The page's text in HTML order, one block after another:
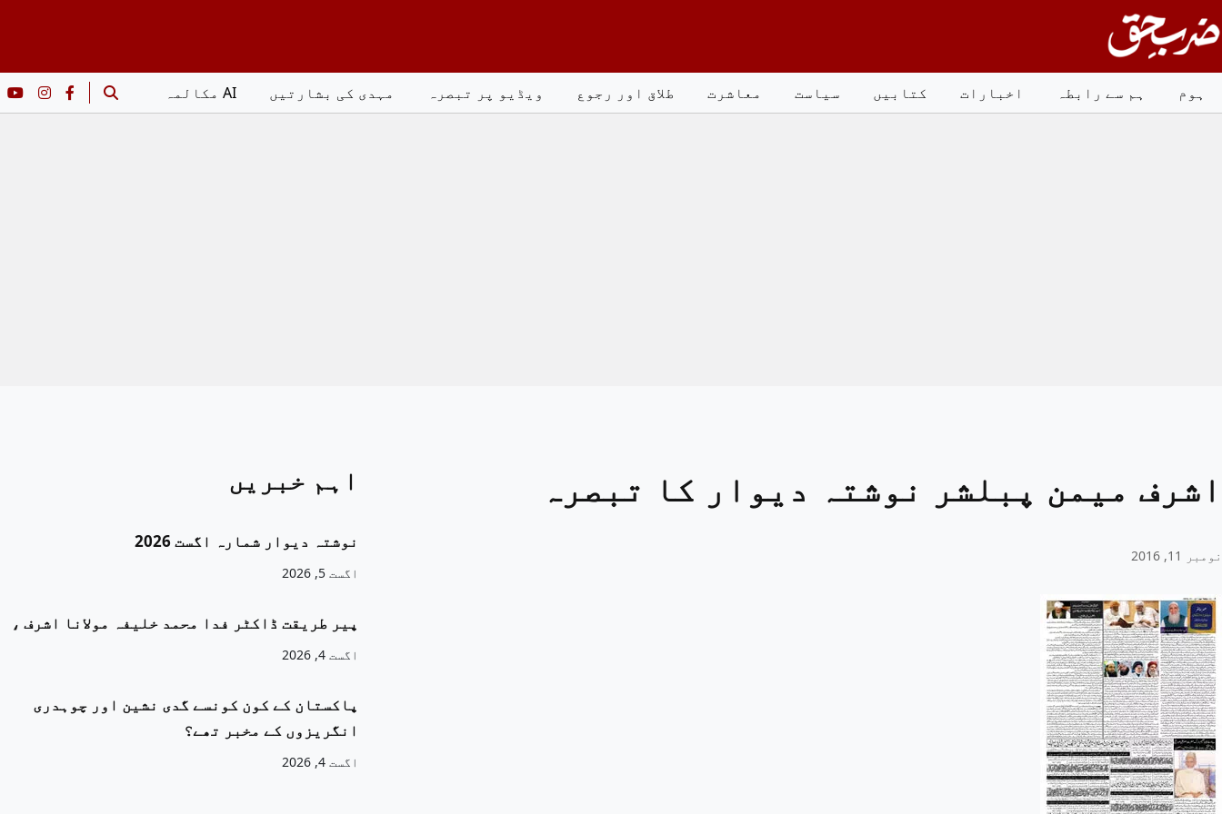
to
content
ہوم
ہم سے رابطہ اخبارات کتابیں سیاست معاشرت طلاق اور رجوع ویڈیو پر تبصرہ مہدی کی بشارتیں AI مکالمہ
اشرف میمن پبلشر نوشتہ دیوار کا تبصرہ
نومبر 11, 2016
اہم خبریں
نوشتہ دیوار شمارہ اگست 2026
اگست 5, 2026
پیر طریقت ڈاکٹر فدا محمد خلیفہ مولانا اشرف ،
اگست 4, 2026
پاکستان کے کون کونسے گدی نشین اور چوہدری
انگریزوں کے مخبر تھے؟
اگست 4, 2026